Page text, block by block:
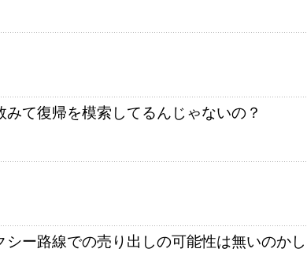
て復帰を模索してるんじゃないの？
ー路線での売り出しの可能性は無いのか